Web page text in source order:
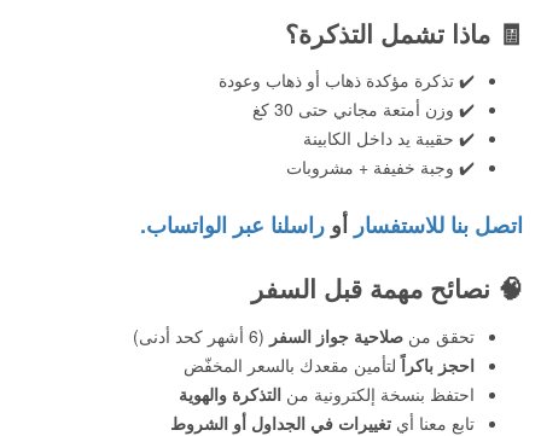
🧾 ماذا تشمل التذكرة؟
✔️ تذكرة مؤكدة ذهاب أو ذهاب وعودة
✔️ وزن أمتعة مجاني حتى 30 كغ
✔️ حقيبة يد داخل الكابينة
✔️ وجبة خفيفة + مشروبات
اتصل بنا للاستفسار أو راسلنا عبر الواتساب.
🧠 نصائح مهمة قبل السفر
تحقق من صلاحية جواز السفر (6 أشهر كحد أدنى)
احجز باكراًلتأمين مقعدك بالسعر المخفّض
احتفظ بنسخة إلكترونية من التذكرة والهوية
تابع معنا أي تغييرات في الجداول أو الشروط